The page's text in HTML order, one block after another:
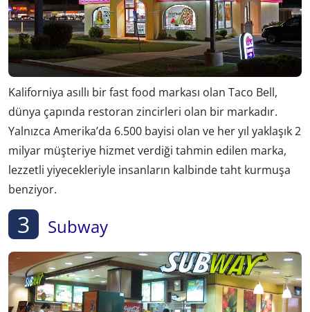
Kaliforniya asıllı bir fast food markası olan Taco Bell,
dünya çapında restoran zincirleri olan bir markadır.
Yalnızca Amerika’da 6.500 bayisi olan ve her yıl yaklaşık 2
milyar müşteriye hizmet verdiği tahmin edilen marka,
lezzetli yiyecekleriyle insanların kalbinde taht kurmuşa
benziyor.
3 Subway